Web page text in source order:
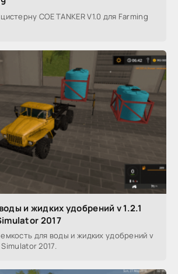
COE TANKER V1.0 для Farming
и жидких удобрений v 1.2.1
2017
для воды и жидких удобрений v
Simulator 2017.